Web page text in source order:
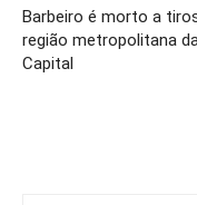
Barbeiro é morto a
região metropolitana
Capital